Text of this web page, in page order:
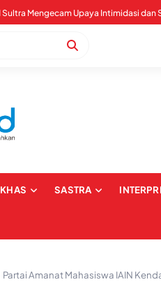
KHAS SASTRA
Partai Amanat Mahasiswa IAIN